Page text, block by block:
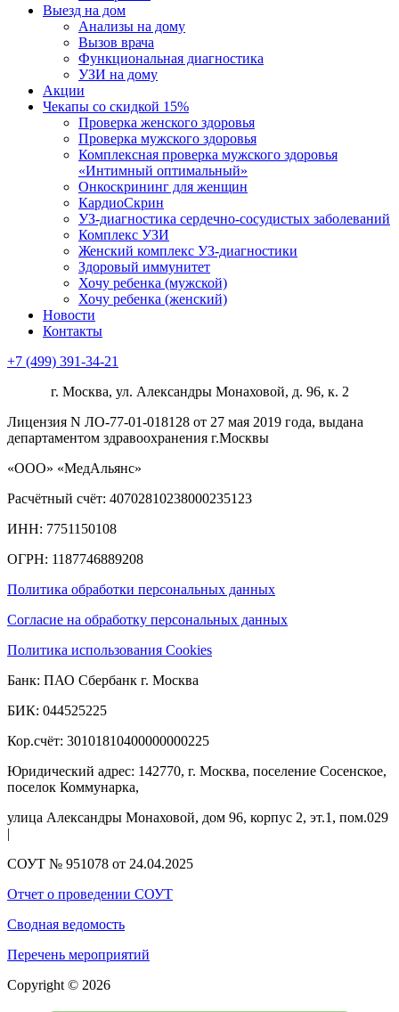
Выезд на дом
Анализы на дому
Вызов врача
Функциональная диагностика
УЗИ на дому
Акции
Чекапы со скидкой 15%
Проверка женского здоровья
Проверка мужского здоровья
Комплексная проверка мужского здоровья
«Интимный оптимальный»
Онкоcкрининг для женщин
КардиоСкрин
УЗ-диагностика сердечно-сосудистых заболеваний
Комплекс УЗИ
Женский комплекс УЗ-диагностики
Здоровый иммунитет
Хочу ребенка (мужской)
Хочу ребенка (женский)
Новости
Контакты
+7 (499) 391-34-21
г. Москва, ул. Александры Монаховой, д. 96, к. 2
Лицензия N ЛО-77-01-018128 от 27 мая 2019 года, выдана
департаментом здравоохранения г.Москвы
«ООО» «МедАльянс»
Расчётный счёт: 40702810238000235123
ИНН: 7751150108
ОГРН: 1187746889208​
Политика обработки персональных данных
Согласие на обработку персональных данных
Политика использования Cookies
Банк: ПАО Сбербанк г. Москва
БИК: 044525225
Кор.счёт: 30101810400000000225
Юридический адрес: 142770, г. Москва, поселение Сосенское,
поселок Коммунарка,
улица Александры Монаховой, дом 96, корпус 2, эт.1, пом.029
|
СОУТ № 951078 от 24.04.2025
Отчет о проведении СОУТ
Сводная ведомость
Перечень мероприятий
Copyright © 2026